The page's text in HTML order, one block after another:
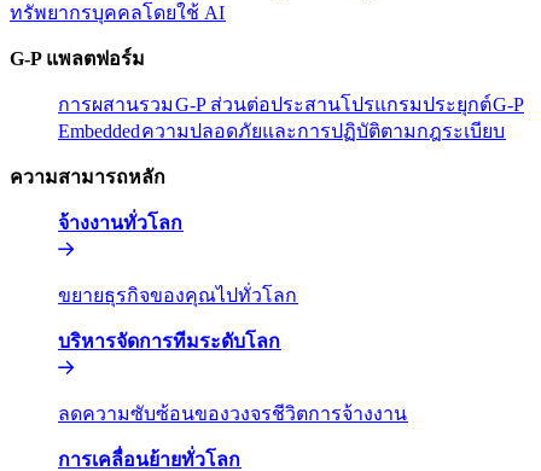
ทรัพยากรบุคคลโดยใช้ AI​​
G-P แพลตฟอร์ม​​
การผสานรวม​​G-P ส่วนต่อประสานโปรแกรมประยุกต์​​G-P
Embedded​​ความปลอดภัยและการปฏิบัติตามกฎระเบียบ​​
ความสามารถหลัก​​
จ้างงานทั่วโลก​​
ขยายธุรกิจของคุณไปทั่วโลก​​
บริหารจัดการทีมระดับโลก​​
ลดความซับซ้อนของวงจรชีวิตการจ้างงาน​​
การเคลื่อนย้ายทั่วโลก​​